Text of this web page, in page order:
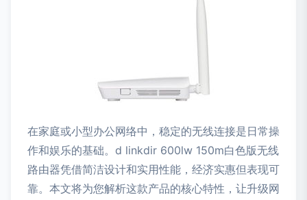
在家庭或小型办公网络中，稳定的无线连接是日常操
作和娱乐的基础。d linkdir 600lw 150m白色版无线
路由器凭借简洁设计和实用性能，经济实惠但表现可
靠。本文将为您解析这款产品的核心特性，让升级网